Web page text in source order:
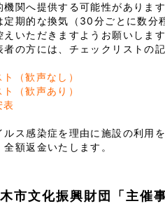
機関へ提供する可能性がありま
定期的な換気（30分ごとに数
いただきますようお願いします
者の方には、チェックリストの
（歓声なし）
（歓声あり）
表
ルス感染症を理由に施設の利用
額返金いたします。
市文化振興財団「主催